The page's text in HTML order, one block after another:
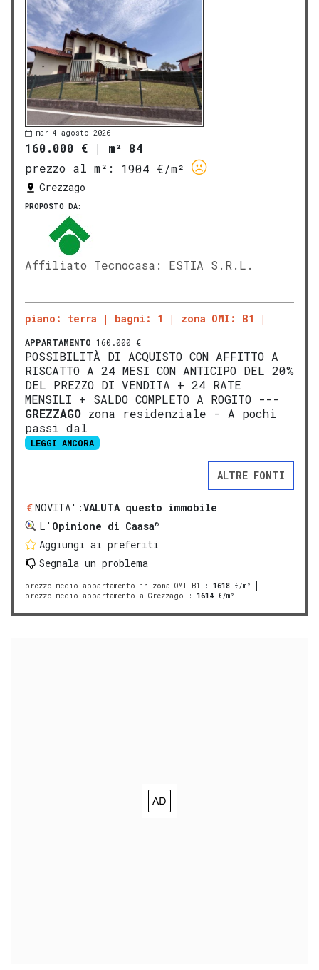
mar 4 agosto 2026
160.000 € | m² 84
prezzo al m²:
1904 €/m²
Grezzago
PROPOSTO DA:
Affiliato Tecnocasa: ESTIA S.R.L.
piano: terra bagni: 1 zona OMI: B1
APPARTAMENTO 160.000 €
POSSIBILITÀ DI ACQUISTO CON AFFITTO A
RISCATTO A 24 MESI CON ANTICIPO DEL 20%
DEL PREZZO DI VENDITA + 24 RATE
MENSILI + SALDO COMPLETO A ROGITO ---
GREZZAGO zona residenziale - A pochi
passi dal
LEGGI ANCORA
ALTRE FONTI
NOVITA':VALUTA questo immobile
L' Opinione di Caasa®
Aggiungi ai preferiti
Segnala un problema
prezzo medio appartamento in zona OMI B1 : 1618 €/m²
prezzo medio appartamento a Grezzago : 1614 €/m²